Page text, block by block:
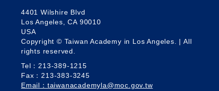
4401 Wilshire Blvd
Los Angeles, CA 90010
USA
Copyright © Taiwan Academy in Los Angeles. | All
rights reserved.
Tel：213-389-1215
Fax：213-383-3245
Email：taiwanacademyla@moc.gov.tw